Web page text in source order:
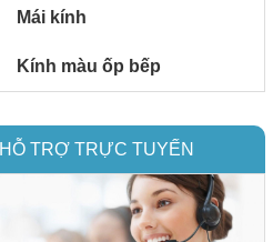
Mái kính
Kính màu ốp bếp
HỖ TRỢ TRỰC TUYẾN